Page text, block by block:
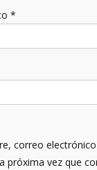
*
correo
próxima vez que